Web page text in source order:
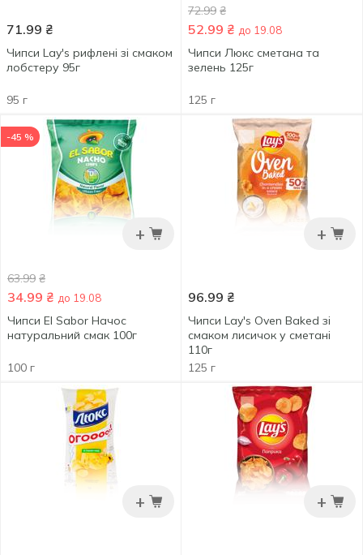
71.99 ₴
Чипси Lay's рифлені зі смаком
лобстеру 95г
95 г
72.99 ₴
52.99 ₴ до 19.08
Чипси Люкс сметана та
зелень 125г
125 г
+
-45 %
63.99 ₴
34.99 ₴ до 19.08
Чипси El Sabor Начос
натуральний смак 100г
100 г
+
96.99 ₴
Чипси Lay's Oven Baked зі
смаком лисичок у сметані
110г
125 г
+ +